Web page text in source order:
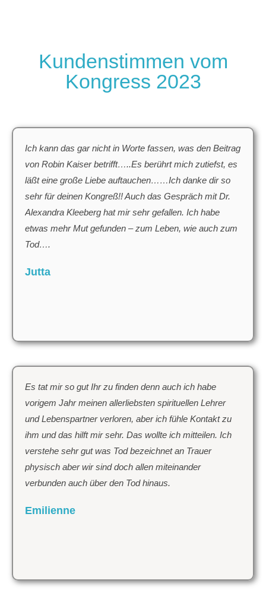
Kundenstimmen vom
Kongress 2023
Ich kann das gar nicht in Worte fassen, was den Beitrag
von Robin Kaiser betrifft…..Es berührt mich zutiefst, es
läßt eine große Liebe auftauchen……Ich danke dir so
sehr für deinen Kongreß!! Auch das Gespräch mit Dr.
Alexandra Kleeberg hat mir sehr gefallen. Ich habe
etwas mehr Mut gefunden – zum Leben, wie auch zum
Tod….
Jutta
Es tat mir so gut Ihr zu finden denn auch ich habe
vorigem Jahr meinen allerliebsten spirituellen Lehrer
und Lebenspartner verloren, aber ich fühle Kontakt zu
ihm und das hilft mir sehr. Das wollte ich mitteilen. Ich
verstehe sehr gut was Tod bezeichnet an Trauer
physisch aber wir sind doch allen miteinander
verbunden auch über den Tod hinaus.
Emilienne